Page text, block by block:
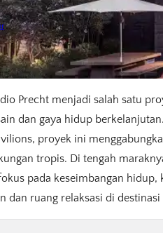
Precht menjadi salah satu
dan gaya hidup
proyek ini
tropis. Di tengah
pada keseimbangan
dan ruang relaksasi di